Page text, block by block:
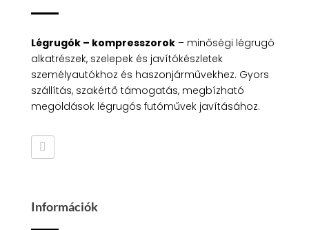
Légrugók – kompresszorok– minőségi légrugó
alkatrészek, szelepek és javítókészletek
személyautókhoz és haszonjárművekhez. Gyors
szállítás, szakértő támogatás, megbízható
megoldások légrugós futóművek javításához.
Információk